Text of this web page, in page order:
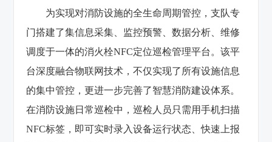
为实现对消防设施的全生命周期管控，支队专
门搭建了集信息采集、监控预警、数据分析、维修
调度于一体的消火栓NFC定位巡检管理平台。该平
台深度融合物联网技术，不仅实现了所有设施信息
的集中管控，更进一步完善了智慧消防建设体系。
在消防设施日常巡检中，巡检人员只需用手机扫描
NFC标签，即可实时录入设备运行状态、快速上报